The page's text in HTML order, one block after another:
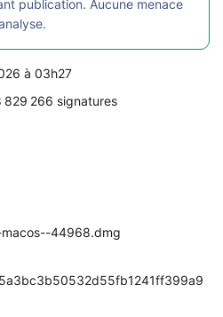
publication. Aucune menace
à 03h27
829 266 signatures
44968.dmg